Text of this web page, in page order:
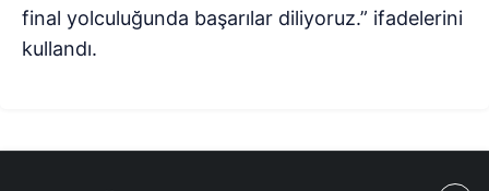
final yolculuğunda başarılar diliyoruz.” ifadelerini
kullandı.